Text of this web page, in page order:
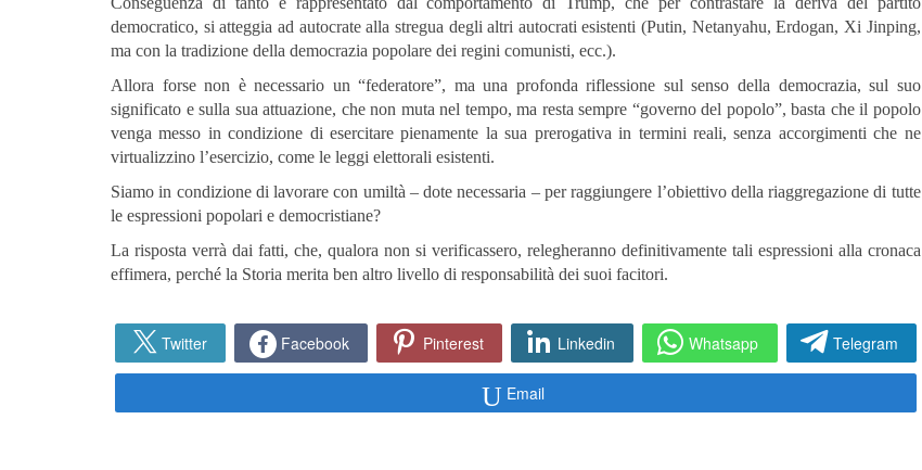
democratico, si atteggia ad autocrate alla stregua degli altri autocrati esistenti (Putin, Netanyahu, Erdogan, Xi Jinping,
ma con la tradizione della democrazia popolare dei regini comunisti, ecc.).
Allora forse non è necessario un “federatore”, ma una profonda riflessione sul senso della democrazia, sul suo
significato e sulla sua attuazione, che non muta nel tempo, ma resta sempre “governo del popolo”, basta che il popolo
venga messo in condizione di esercitare pienamente la sua prerogativa in termini reali, senza accorgimenti che ne
virtualizzino l’esercizio, come le leggi elettorali esistenti.
Siamo in condizione di lavorare con umiltà – dote necessaria – per raggiungere l’obiettivo della riaggregazione di tutte
le espressioni popolari e democristiane?
La risposta verrà dai fatti, che, qualora non si verificassero, relegheranno definitivamente tali espressioni alla cronaca
effimera, perché la Storia merita ben altro livello di responsabilità dei suoi facitori.
Twitter Facebook Pinterest Linkedin Whatsapp Telegram
Email